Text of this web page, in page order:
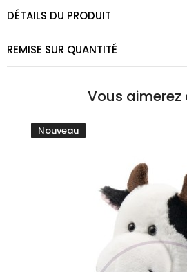
DÉTAILS DU PRODUIT
REMISE SUR QUANTITÉ
Vous aimerez
Nouveau